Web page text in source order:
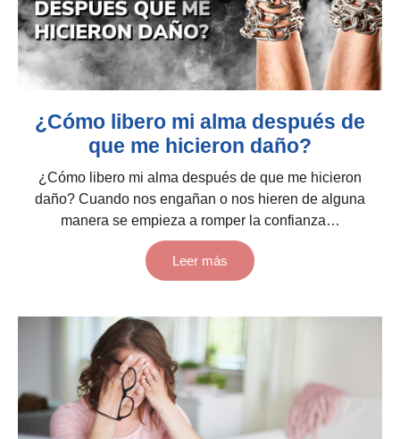
¿Cómo libero mi alma después de
que me hicieron daño?
¿Cómo libero mi alma después de que me hicieron
daño? Cuando nos engañan o nos hieren de alguna
manera se empieza a romper la confianza…
Leer más